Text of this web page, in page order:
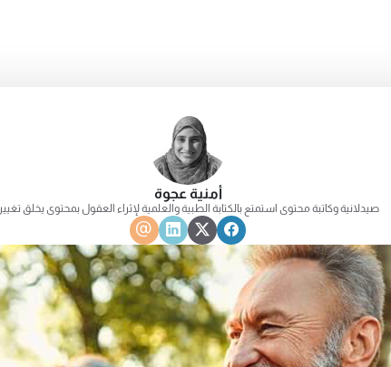
أمنية عجوة
صيدلانية وكاتبة محتوى استمتع بالكتابة الطبية والعلمية لإثراء العقول بمحتوى يخلق تغييرا